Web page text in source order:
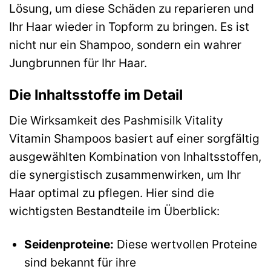
Lösung, um diese Schäden zu reparieren und
Ihr Haar wieder in Topform zu bringen. Es ist
nicht nur ein Shampoo, sondern ein wahrer
Jungbrunnen für Ihr Haar.
Die Inhaltsstoffe im Detail
Die Wirksamkeit des Pashmisilk Vitality
Vitamin Shampoos basiert auf einer sorgfältig
ausgewählten Kombination von Inhaltsstoffen,
die synergistisch zusammenwirken, um Ihr
Haar optimal zu pflegen. Hier sind die
wichtigsten Bestandteile im Überblick:
Seidenproteine: Diese wertvollen Proteine
sind bekannt für ihre